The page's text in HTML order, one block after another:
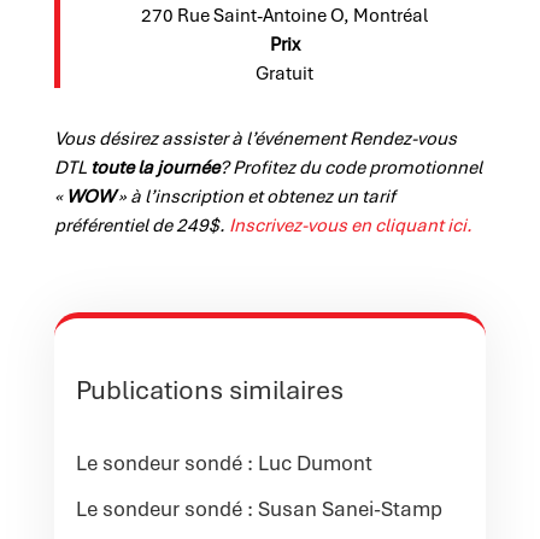
270 Rue Saint-Antoine O, Montréal
Prix
Gratuit
Vous désirez assister à l’événement Rendez-vous
DTLtoute la journée? Profitez du code promotionnel
« WOW» à l’inscription et obtenez un tarif
préférentiel de 249$. Inscrivez-vous en cliquant ici.
Publications similaires
Le sondeur sondé : Luc Dumont
Le sondeur sondé : Susan Sanei-Stamp